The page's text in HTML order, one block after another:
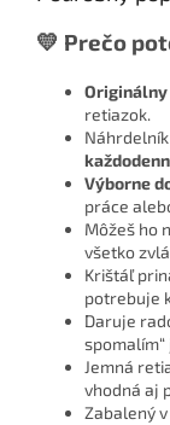
💛 Prečo
retiazok.
Výborne
práce
Môžeš ho
všetko
Krištáľ
potrebuje
Daruje
Jemná
vhodná aj
Zabalený v